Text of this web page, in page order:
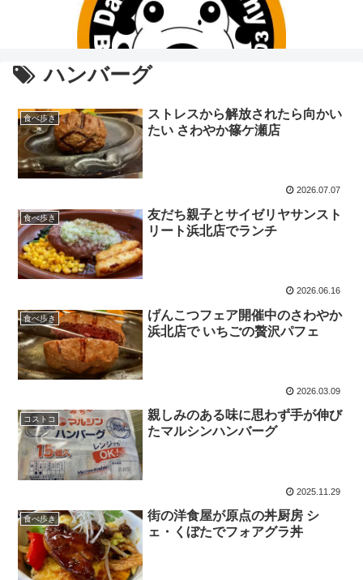
ハンバーグ
食べ歩き
ストレスから解放されたら向かい
たい さわやか篠ケ瀬店
2026.07.07
食べ歩き
友だち親子とサイゼリヤサンスト
リート浜北店でランチ
2026.06.16
食べ歩き
げんこつフェア開催中のさわやか
浜北店で いちごの贅沢パフェ
2026.03.09
コストコ
親しみのある味に思わず手が伸び
たマルシンハンバーグ
2025.11.29
食べ歩き
街の洋食屋が原点の丼厨房 シ
ェ・くぼたでフォアグラ丼